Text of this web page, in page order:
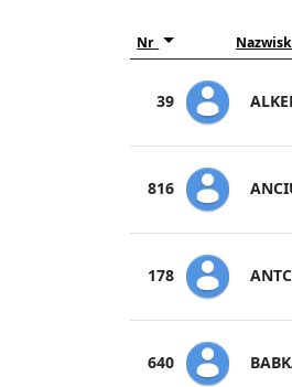
Nr
39
816
178
640